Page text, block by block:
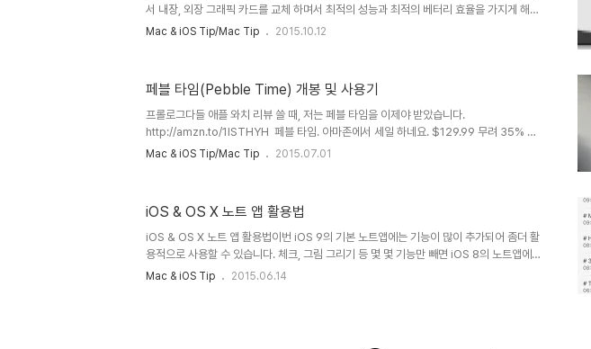
서 내장, 외장 그래픽 카드를 교체 하며서 최적의 성능과 최적의 베터리 효율을 가지게 해준
다. 15인치 상위모델 미만의 내장 그래픽 카드만 있는 제품은 사용할 필요가 없다. 일반적
감할 때가 있다. gfxCardStatus는 내장, 외장 그래픽 카드를 수동으로 선택할 수 있으며,
자동으로도 선택하게 할 수 있게 만들어 주는 애플리케이션이다. 또한 오픈소스로..
Mac & iOS Tip/Mac Tip 2015.10.12
페블 타임(Pebble Time) 개봉 및 사용기
프롤로그다들 애플 와치 리뷰 쓸 때, 저는 페블 타임을 이제야 받았습니다.
http://amzn.to/1ISTHYH ‪ 페블 타임. 아마존에서 세일 하네요. $129.99 무려 35% 70
불 할인. 항상 처음 산 사람만 뒷통수 치는 페블. 페블은 처음 접한것은... 킥스타터에서 펀딩
페블이었고 빨간색 페블은 더 나중에 받을 수 있었습니다. ​​ Google IO 13 참석 중에 샌프
란시스코에서 열리는 페블 1주년 파티에도 참석을 했습니다..
Mac & iOS Tip/Mac Tip 2015.07.01
iOS & OS X 노트 앱 활용법
iOS & OS X 노트 앱 활용법이번 iOS 9의 기본 노트앱에는 기능이 많이 추가되어 좀더 활
용적으로 사용할 수 있습니다. 체크, 그림 그리기 등 몇 몇 기능만 빼면 iOS 8의 노트앱에서
도 가능합니다. 많이들 에버노트 등 다른 노트를 사용하긴 하지만 추가적으로 앱을 설치해
Mac & iOS Tip 2015.06.14